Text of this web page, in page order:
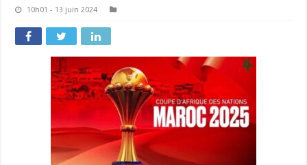
10h01 - 13 juin 2024